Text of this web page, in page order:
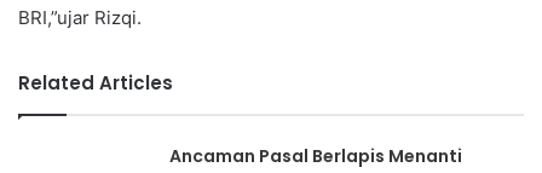
BRI,”ujar Rizqi.
Related Articles
Ancaman Pasal Berlapis Menanti